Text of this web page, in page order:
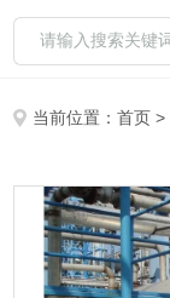
当前位置：首页 >